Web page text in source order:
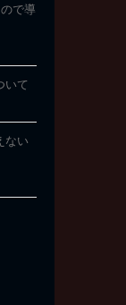
で導
いて
ない